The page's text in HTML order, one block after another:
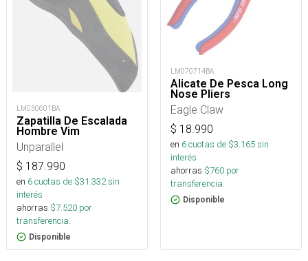
LM030601BA
Zapatilla De Escalada
Hombre Vim
Unparallel
$ 187.990
en 6cuotas de $31.332sin
interés
ahorras $7.520 por
transferencia.
Disponible
LM070714BA
Alicate De Pesca Long
Nose Pliers
Eagle Claw
$ 18.990
en 6cuotas de $3.165sin
interés
ahorras $760 por
transferencia.
Disponible